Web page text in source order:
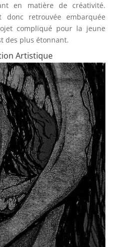
en matière de créativité.
donc retrouvée embarquée
compliqué pour la jeune
des plus étonnant.
Artistique